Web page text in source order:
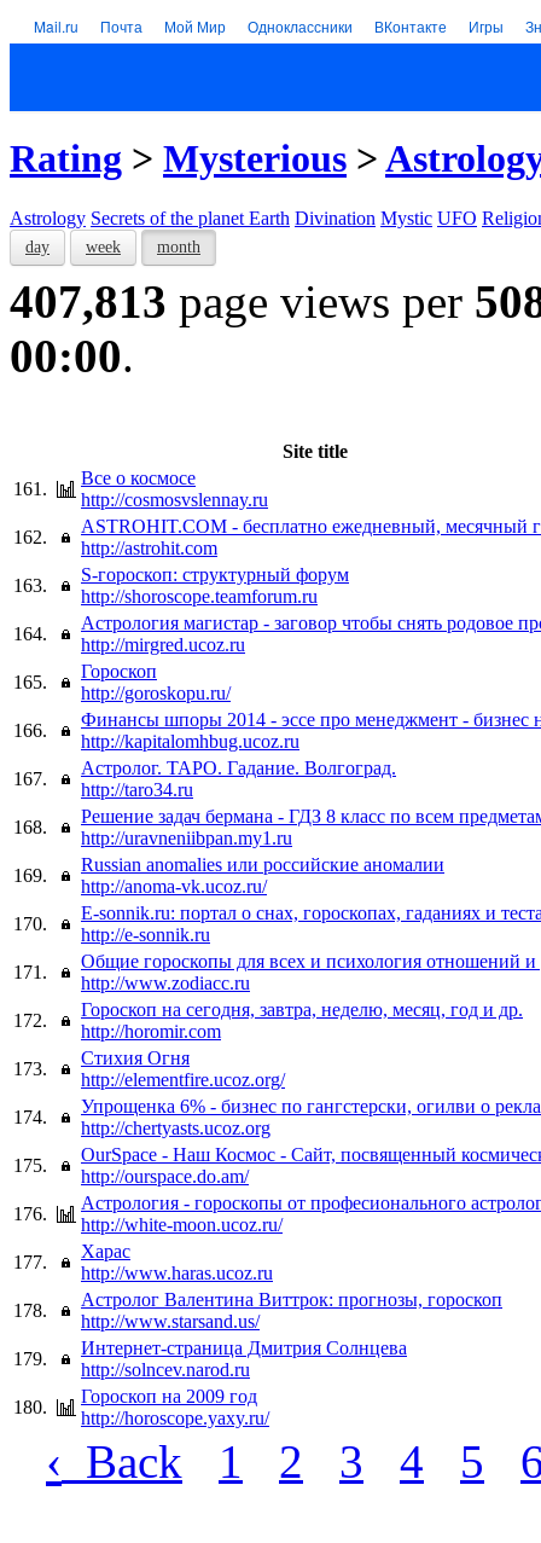
Mail.ru Почта Мой Мир Одноклассники ВКонтакте Игры
Rating > Mysterious >
Astrology Secrets of the planet Earth Divination Mystic UFO
day week month
407,813 page views per
00:00.
Site title
161.
Все о космосе
http://cosmosvslennay.ru
162.
ASTROHIT.COM - бесплатно ежедневный, месячный
http://astrohit.com
163.
S-гороскоп: структурный форум
http://shoroscope.teamforum.ru
164.
Астрология магистар - заговор чтобы снять родовое
http://mirgred.ucoz.ru
165.
Гороскоп
http://goroskopu.ru/
166.
Финансы шпоры 2014 - эссе про менеджмент - бизнес
http://kapitalomhbug.ucoz.ru
167.
Астролог. ТАРО. Гадание. Волгоград.
http://taro34.ru
168.
Решение задач бермана - ГДЗ 8 класс по всем
http://uravneniibpan.my1.ru
169.
Russian anomalies или российские аномалии
http://anoma-vk.ucoz.ru/
170.
E-sonnik.ru: портал о снах, гороскопах, гаданиях и
http://e-sonnik.ru
171.
Общие гороскопы для всех и психология отношений и
http://www.zodiacc.ru
172.
Гороскоп на сегодня, завтра, неделю, месяц, год и др.
http://horomir.com
173.
Стихия Огня
http://elementfire.ucoz.org/
174.
Упрощенка 6% - бизнес по гангстерски, огилви о
http://chertyasts.ucoz.org
175.
OurSpace - Наш Космос - Сайт, посвященный
http://ourspace.do.am/
176.
Астрология - гороскопы от професионального
http://white-moon.ucoz.ru/
177.
Харас
http://www.haras.ucoz.ru
178.
Астролог Валентина Виттрок: прогнозы, гороскоп
http://www.starsand.us/
179.
Интернет-страница Дмитрия Солнцева
http://solncev.narod.ru
180.
Гороскоп на 2009 год
http://horoscope.yaxy.ru/
‹ Back 1 2 3 4 5